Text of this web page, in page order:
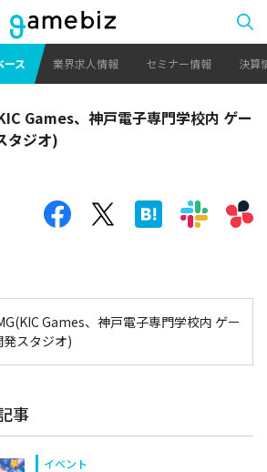
ース 業界求人情報 セミナー情報 決算
Games、神戸電子専門学校内 ゲー
タジオ)
Games、神戸電子専門学校内 ゲー
発スタジオ)
事
イベント